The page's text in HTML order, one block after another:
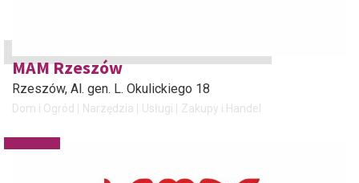
MAM Rzeszów
Rzeszów, Al. gen. L. Okulickiego 18
Dom i Ogród Narzędzia Usługi Zakupy i Handel